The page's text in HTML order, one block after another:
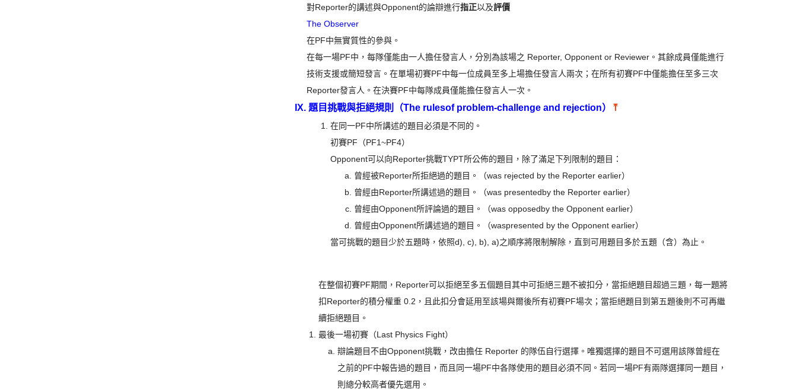
對Reporter的講述與Opponent的論辯進行指正以及評價
The Observer
在PF中無實質性的參與。
在每一場PF中，每隊僅能由一人擔任發言人，分別為該場之 Reporter, Opponent or Reviewer。其餘成員僅能進行
技術支援或簡短發言。在單場初賽PF中每一位成員至多上場擔任發言人兩次；在所有初賽PF中僅能擔任至多三次
Reporter發言人。在決賽PF中每隊成員僅能擔任發言人一次。
IX. 題目挑戰與拒絕規則（The rulesof problem-challenge and rejection） ⤒
在同一PF中所講述的題目必須是不同的。
初賽PF（PF1~PF4）
Opponent可以向Reporter挑戰TYPT所公佈的題目，除了滿足下列限制的題目：
曾經被Reporter所拒絕過的題目。（was rejected by the Reporter earlier）
曾經由Reporter所講述過的題目。（was presentedby the Reporter earlier）
曾經由Opponent所評論過的題目。（was opposedby the Opponent earlier）
曾經由Opponent所講述過的題目。（waspresented by the Opponent earlier）
當可挑戰的題目少於五題時，依照d), c), b), a)之順序將限制解除，直到可用題目多於五題（含）為止。
在整個初賽PF期間，Reporter可以拒絕至多五個題目其中可拒絕三題不被扣分，當拒絕題目超過三題，每一題將
扣Reporter的積分權重 0.2，且此扣分會延用至該場與爾後所有初賽PF場次；當拒絕題目到第五題後則不可再繼
續拒絕題目。
最後一場初賽（Last Physics Fight）
辯論題目不由Opponent挑戰，改由擔任 Reporter 的隊伍自行選擇。唯獨選擇的題目不可選用該隊曾經在
之前的PF中報告過的題目，而且同一場PF中各隊使用的題目必須不同。若同一場PF有兩隊選擇同一題目，
則總分較高者優先選用。